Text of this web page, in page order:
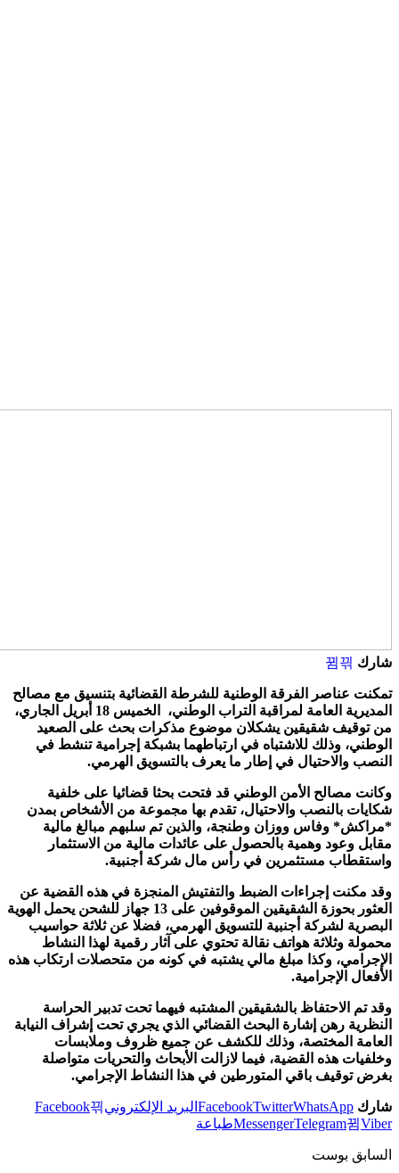
عناصر الفرقة الوطنية للشرطة القضائية بتنسيق مع مصالح
المديرية العامة لمراقبة التراب الوطني، الخميس 18 أبريل الجاري،
شقيقين يشكلان موضوع مذكرات بحث على الصعيد
وذلك للاشتباه في ارتباطهما بشبكة إجرامية تنشط في
والاحتيال في إطار ما يعرف بالتسويق الهرمي.
مصالح الأمن الوطني قد فتحت بحثا قضائيا على خلفية
بالنصب والاحتيال، تقدم بها مجموعة من الأشخاص بمدن
وفاس ووزان وطنجة، والذين تم سلبهم مبالغ مالية
وعود وهمية بالحصول على عائدات مالية من الاستثمار
مستثمرين في رأس مال شركة أجنبية.
إجراءات الضبط والتفتيش المنجزة في هذه القضية عن
العثور بحوزة الشقيقين الموقوفين على 13 جهاز للشحن يحمل الهوية
لشركة أجنبية للتسويق الهرمي، فضلا عن ثلاثة حواسيب
وثلاثة هواتف نقالة تحتوي على آثار رقمية لهذا النشاط
وكذا مبلغ مالي يشتبه في كونه من متحصلات ارتكاب هذه
الإجرامية.
الاحتفاظ بالشقيقين المشتبه فيهما تحت تدبير الحراسة
رهن إشارة البحث القضائي الذي يجري تحت إشراف النيابة
المختصة، وذلك للكشف عن جميع ظروف وملابسات
هذه القضية، فيما لازالت الأبحاث والتحريات متواصلة
توقيف باقي المتورطين في هذا النشاط الإجرامي.
FacebookTwitterWhatsApp البريد الإلكتروني
Facebook
MessengerTelegram طباعة
بوست